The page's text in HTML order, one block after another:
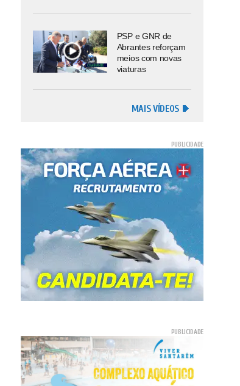
PSP e GNR de
Abrantes reforçam
meios com novas
viaturas
MAIS VÍDEOS